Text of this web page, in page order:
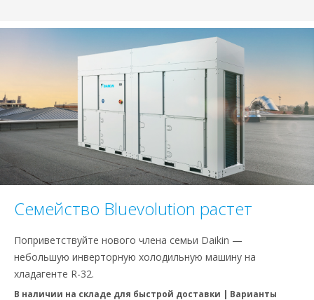
Семейство Bluevolution растет
Поприветствуйте нового члена семьи Daikin —
небольшую инверторную холодильную машину на
хладагенте R-32.
В наличии на складе для быстрой доставки | Варианты